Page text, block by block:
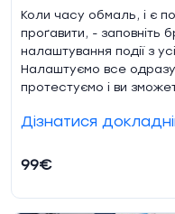
Коли часу обмаль, і є
проґавити, - заповніть
налаштування події з
Налаштуємо все
протестуємо і ви
Дізнатися
99€